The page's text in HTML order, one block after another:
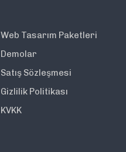
Web Tasarım Paketleri
Demolar
Satış Sözleşmesi
Gizlilik Politikası
KVKK